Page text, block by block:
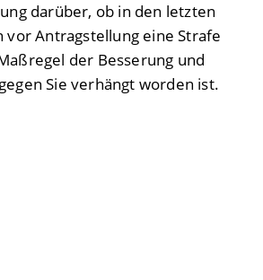
darüber, ob in den letzten
vor Antragstellung eine Strafe
der Besserung und
Sie verhängt worden ist.